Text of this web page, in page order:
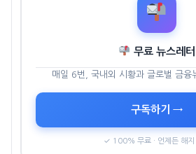
무료 뉴스레터
매일 6번, 국내외 시황과 글로벌 금융
구독하기 →
✓ 100% 무료 · 언제든 해지